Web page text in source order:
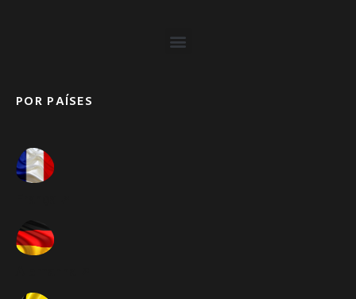
POR PAÍSES